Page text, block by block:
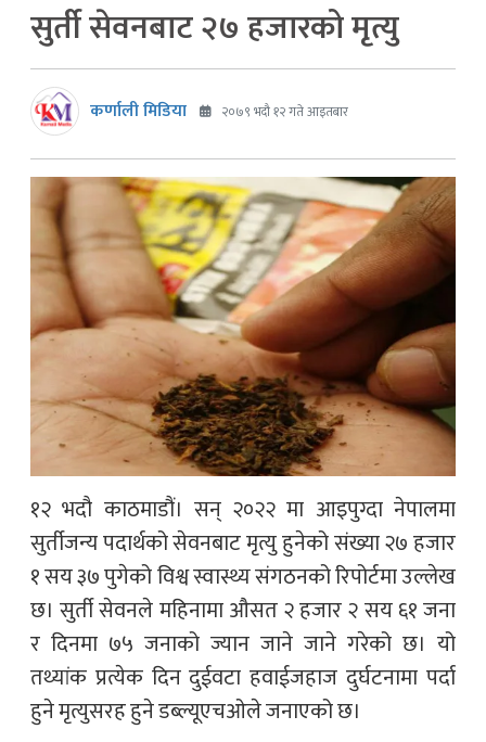
सुर्ती सेवनबाट २७ हजारको मृत्यु
कर्णाली मिडिया २०७९ भदौ १२ गते आइतबार
१२ भदौ काठमाडौं। सन् २०२२ मा आइपुग्दा नेपालमा
सुर्तीजन्य पदार्थको सेवनबाट मृत्यु हुनेको संख्या २७ हजार
१ सय ३७ पुगेको विश्व स्वास्थ्य संगठनको रिपोर्टमा उल्लेख
छ। सुर्ती सेवनले महिनामा औसत २ हजार २ सय ६१ जना
र दिनमा ७५ जनाको ज्यान जाने जाने गरेको छ। यो
तथ्यांक प्रत्येक दिन दुईवटा हवाईजहाज दुर्घटनामा पर्दा
हुने मृत्युसरह हुने डब्ल्यूएचओले जनाएको छ।